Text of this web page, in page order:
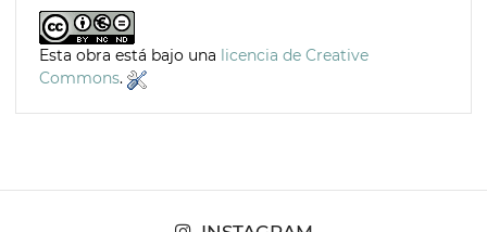
Esta obra está bajo una licencia de Creative
Commons.